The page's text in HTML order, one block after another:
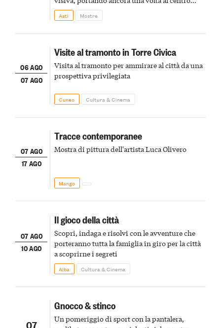
della scena le meraviglie del passato astigiano
Asti Mostre
06 AGO
07 AGO
Visite al tramonto in Torre Civica
Visita al tramonto per ammirare al città da una
prospettiva privilegiata
Cuneo Cultura & Cinema
07 AGO
17 AGO
Tracce contemporanee
Mostra di pittura dell'artista Luca Olivero
Mango
07 AGO
10 AGO
Il gioco della città
Scopri, indaga e risolvi con le avventure che
porteranno tutta la famiglia in giro per la città
a scoprirne i segreti
Alba Cultura & Cinema
07
Gnocco & stinco
Un pomeriggio di sport con la pantalera,